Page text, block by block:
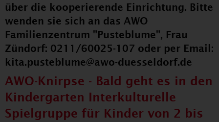
über die kooperierende Einrichtung. Bitte
wenden sie sich an das AWO
Familienzentrum "Pusteblume", Frau
Zündorf: 0211/60025-107 oder per Email:
kita.pusteblume@awo-duesseldorf.de
AWO-Knirpse - Bald geht es in den
Kindergarten Interkulturelle
Spielgruppe für Kinder von 2 bis